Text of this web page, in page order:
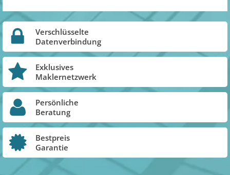
Verschlüsselte
Datenverbindung
Exklusives
Maklernetzwerk
Persönliche
Beratung
Bestpreis
Garantie